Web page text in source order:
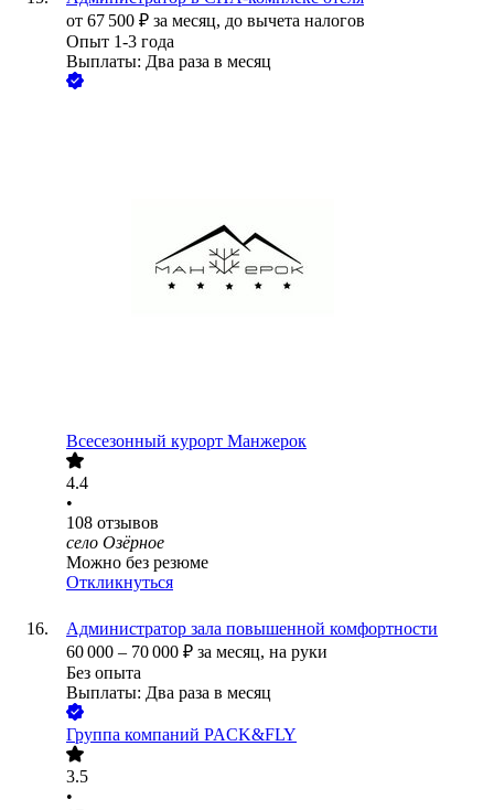
от 67 500 ₽ за месяц, до вычета налогов
Опыт 1-3 года
Выплаты: Два раза в месяц
Всесезонный курорт Манжерок
4.4
•
108 отзывов
село Озёрное
Можно без резюме
Откликнуться
Администратор зала повышенной комфортности
60 000 – 70 000 ₽ за месяц, на руки
Без опыта
Выплаты: Два раза в месяц
Группа компаний PACK&FLY
3.5
•